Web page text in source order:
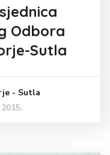
Odbora
Sutla
- Sutla